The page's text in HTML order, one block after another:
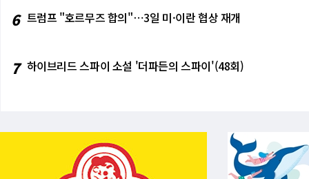
6 트럼프 "호르무즈 합의"⋯3일 미·이란 협상 재개
7 하이브리드 스파이 소설 '더파든의 스파이'(48회)